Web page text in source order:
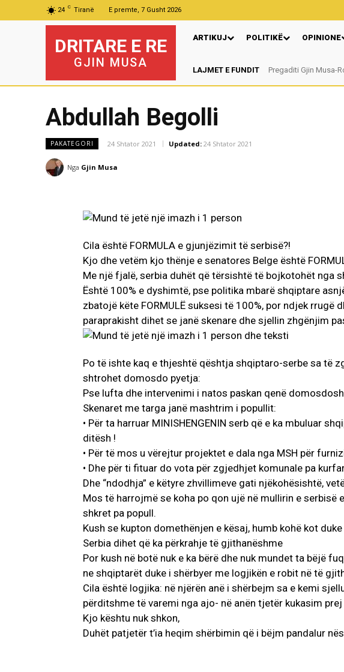
24 C Tiranë E premte, 7 Gusht 2026
DRITARE E RE
GJIN MUSA
ARTIKUJ POLITIKË OPINIONE
LAJMET E FUNDIT Pregaditi Gjin Musa-
Nga: Ndue Dedaj
Abdullah Begolli
PAKATEGORI 24 Shtator 2021 Updated: 24 Shtator 2021
Nga Gjin Musa
Cila është FORMULA e gjunjëzimit të serbisë?!
Kjo dhe vetëm kjo thënje e senatores Belge është
Me një fjalë, serbia duhët që tërsishtë të bojkotohët nga
Është 100% e dyshimtë, pse politika mbarë shqiptare
zbatojë këte FORMULË suksesi të 100%, por ndjek rrugë
paraprakisht dihet se janë skenare dhe sjellin zhgënjim
Po të ishte kaq e thjeshtë qështja shqiptaro-serbe sa të
shtrohet domosdo pyetja:
Pse lufta dhe intervenimi i natos paskan qenë
Skenaret me targa janë mashtrim i popullit:
• Për ta harruar MINISHENGENIN serb që e ka mbuluar
ditësh !
• Për të mos u vërejtur projektet e dala nga MSH për
• Dhe për ti fituar do vota për zgjedhjet komunale pa
Dhe “ndodhja” e këtyre zhvillimeve gati njëkohësishtë,
Mos të harrojmë se koha po qon ujë në mullirin e serbisë
shkret pa popull.
Kush se kupton domethënjen e kësaj, humb kohë kot
Serbia dihet që ka përkrahje të gjithanëshme
Por kush në botë nuk e ka bërë dhe nuk mundet ta bëjë
ne shqiptarët duke i shërbyer me logjikën e robit në të
Cila është logjika: në njërën anë i shërbejm sa e kemi
përditshme të varemi nga ajo- në anën tjetër kukasim prej
Kjo kështu nuk shkon,
Duhët patjetër t’ia heqim shërbimin që i bëjm pandalur